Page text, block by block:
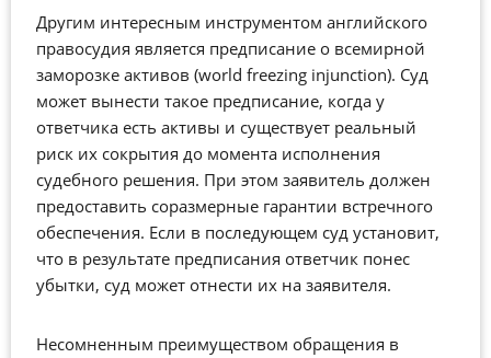
Другим интересным инструментом английского
правосудия является предписание о всемирной
заморозке активов (world freezing injunction). Суд
может вынести такое предписание, когда у
ответчика есть активы и существует реальный
риск их сокрытия до момента исполнения
судебного решения. При этом заявитель должен
предоставить соразмерные гарантии встречного
обеспечения. Если в последующем суд установит,
что в результате предписания ответчик понес
убытки, суд может отнести их на заявителя.
Несомненным преимуществом обращения в